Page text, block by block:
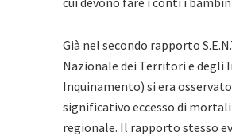
Già nel secondo rapporto
Nazionale dei Territori e degli
Inquinamento) si era
significativo eccesso di
regionale. Il rapporto stesso